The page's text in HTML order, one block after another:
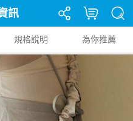
訊
規格說明 為你推薦